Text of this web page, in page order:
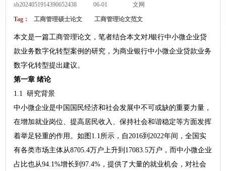
sb2024051914390652438
06-01
文网
Tag： 工商管理硕士论文 工商管理论文范文
本文是一篇工商管理论文，笔者结合本文对J银行中小微企业贷
款业务数字化转型案例的研究，为商业银行中小微企业贷款业务
数字化转型提出建议。
第一章 绪论
1.1 研究背景
中小微企业是中国国民经济和社会发展中不可或缺的重要力量，
在增加就业岗位、提高居民收入、保持社会和谐稳定等方面发挥
着举足轻重的作用。如图1.1所示，自2016到2022年间，全国实
有各类市场主体从8705.4万户上升到17083.5万户，而中小微企业
占比也从94.1%增长到97.4%，提供了大量的就业机会，对社会